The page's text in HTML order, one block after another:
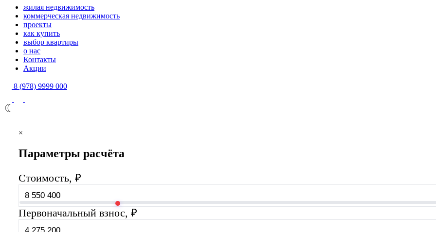
жилая недвижимость
коммерческая недвижимость
проекты
как купить
выбор квартиры
о нас
Контакты
Акции
8 (978) 9999 000
×
Параметры расчёта
Стоимость, ₽
Первоначальный взнос, ₽